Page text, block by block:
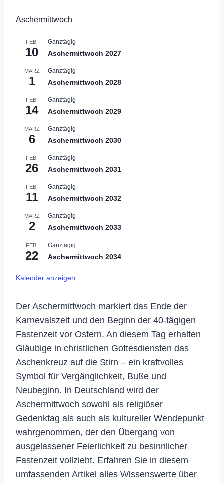
Aschermittwoch
FEB.
10
Ganztägig
Aschermittwoch 2027
MÄRZ
1
Ganztägig
Aschermittwoch 2028
FEB.
14
Ganztägig
Aschermittwoch 2029
MÄRZ
6
Ganztägig
Aschermittwoch 2030
FEB.
26
Ganztägig
Aschermittwoch 2031
FEB.
11
Ganztägig
Aschermittwoch 2032
MÄRZ
2
Ganztägig
Aschermittwoch 2033
FEB.
22
Ganztägig
Aschermittwoch 2034
Kalender anzeigen
Der Aschermittwoch markiert das Ende der
Karnevalszeit und den Beginn der 40-tägigen
Fastenzeit vor Ostern. An diesem Tag erhalten
Gläubige in christlichen Gottesdiensten das
Aschenkreuz auf die Stirn – ein kraftvolles
Symbol für Vergänglichkeit, Buße und
Neubeginn. In Deutschland wird der
Aschermittwoch sowohl als religiöser
Gedenktag als auch als kultureller Wendepunkt
wahrgenommen, der den Übergang von
ausgelassener Feierlichkeit zu besinnlicher
Fastenzeit vollzieht. Erfahren Sie in diesem
umfassenden Artikel alles Wissenswerte über